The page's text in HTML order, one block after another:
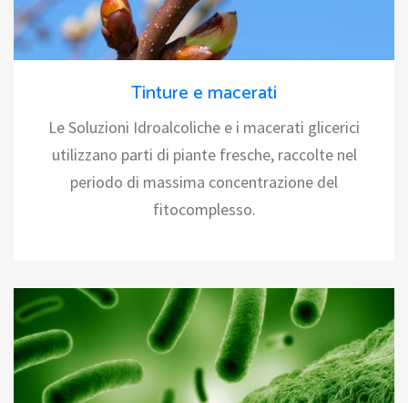
Tinture e macerati
Le Soluzioni Idroalcoliche e i macerati glicerici
utilizzano parti di piante fresche, raccolte nel
periodo di massima concentrazione del
fitocomplesso.